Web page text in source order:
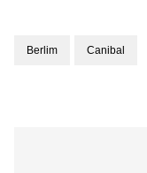
Berlim Canibal